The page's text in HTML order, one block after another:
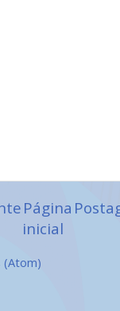
Página
inicial
(Atom)